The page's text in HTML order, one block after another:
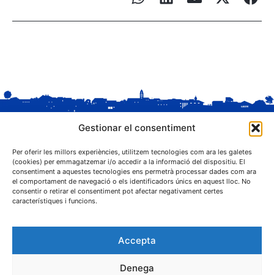
Gestionar el consentiment
Per oferir les millors experiències, utilitzem tecnologies com ara les galetes
(cookies) per emmagatzemar i/o accedir a la informació del dispositiu. El
consentiment a aquestes tecnologies ens permetrà processar dades com ara
el comportament de navegació o els identificadors únics en aquest lloc. No
consentir o retirar el consentiment pot afectar negativament certes
característiques i funcions.
Accepta
Denega
C. Sant Josep, 1
25243 El Palau d'Anglesola (Pla d'Urgell)